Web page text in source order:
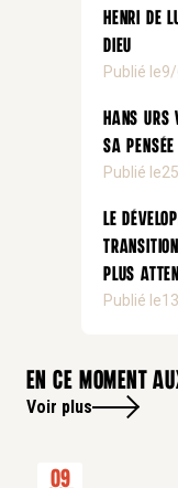
Henri de
Dieu
Publié le
Hans
sa
Publié le
Le
plus
Publié le
En ce moment
Voir plus
09